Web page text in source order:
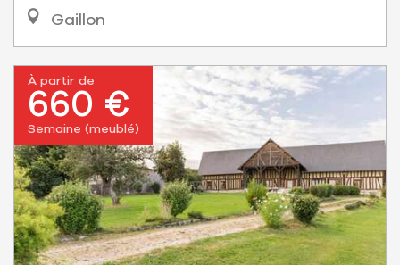
Gaillon
À partir de
660 €
Semaine (meublé)